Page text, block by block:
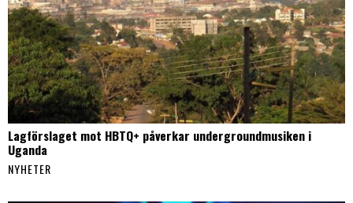
Lagförslaget mot HBTQ+ påverkar undergroundmusiken i
Uganda
NYHETER